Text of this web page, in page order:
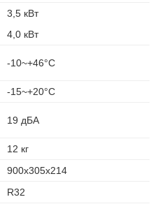
3,5 кВт
4,0 кВт
-10~+46°С
-15~+20°С
19 дБА
12 кг
900х305х214
R32